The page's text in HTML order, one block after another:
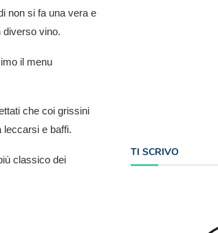
non si fa una vera e
diverso vino.
il menu
che coi grissini
leccarsi e baffi.
classico dei
TI SCRIVO